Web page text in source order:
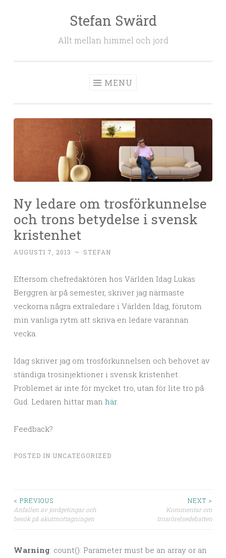
Stefan Swärd
Allt mellan himmel och jord
MENU
Ny ledare om trosförkunnelse
och trons betydelse i svensk
kristenhet
AUGUSTI 7, 2013 ~ STEFAN
Eftersom chefredaktören hos Världen Idag Lukas
Berggren är på semester, skriver jag närmaste
veckorna några extraledare i Världen Idag, förutom
min vanliga rytm att skriva en ledare varannan
vecka.
Idag skriver jag om trosförkunnelsen och behovet av
ständiga trosinjektioner i svensk kristenhet.
Problemet är inte för mycket tro, utan för lite tro på
Gud. Ledaren hittar man här.
Feedback?
POSTED IN UNCATEGORIZED
Post navigation
< PREVIOUS
Anfallen av jordgetingar och
besök på akutmottagningen
NEXT >
Kommentar om
trosrörelsedebatten
Warning: count(): Parameter must be an array or an